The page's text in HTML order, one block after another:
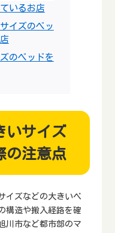
いるお店
イズのベッ
のベッドを
いサイズ
の注意点
イズなどの大きいベ
構造や搬入経路を確
川市など都市部のマ